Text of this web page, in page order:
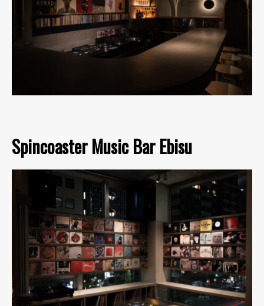
Spincoaster Music Bar Ebisu